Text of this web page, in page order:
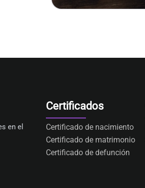
en el
Certificados
Certificado de nacimiento
Certificado de matrimonio
Certificado de defunción